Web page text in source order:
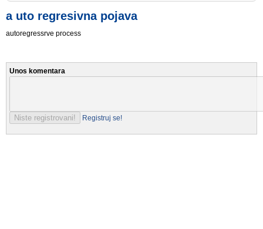
a uto regresivna pojava
autoregressrve process
Unos komentara
Registruj se!